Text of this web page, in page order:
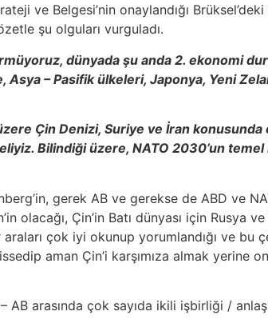
ve Belgesi’nin onaylandığı
şu olguları vurguladı.
dünyada şu anda 2. ekonomi
Asya – Pasifik ülkeleri, Japonya, Yeni
Çin Denizi, Suriye ve İran
Bilindiği üzere, NATO 2030’un
gerek AB ve gerekse de ABD ve
olacağı, Çin’in Batı dünyası için
çok iyi okunup yorumlandığı ve bu
aman Çin’i karşımıza almak yerine
AB arasında çok sayıda ikili işbirliği /